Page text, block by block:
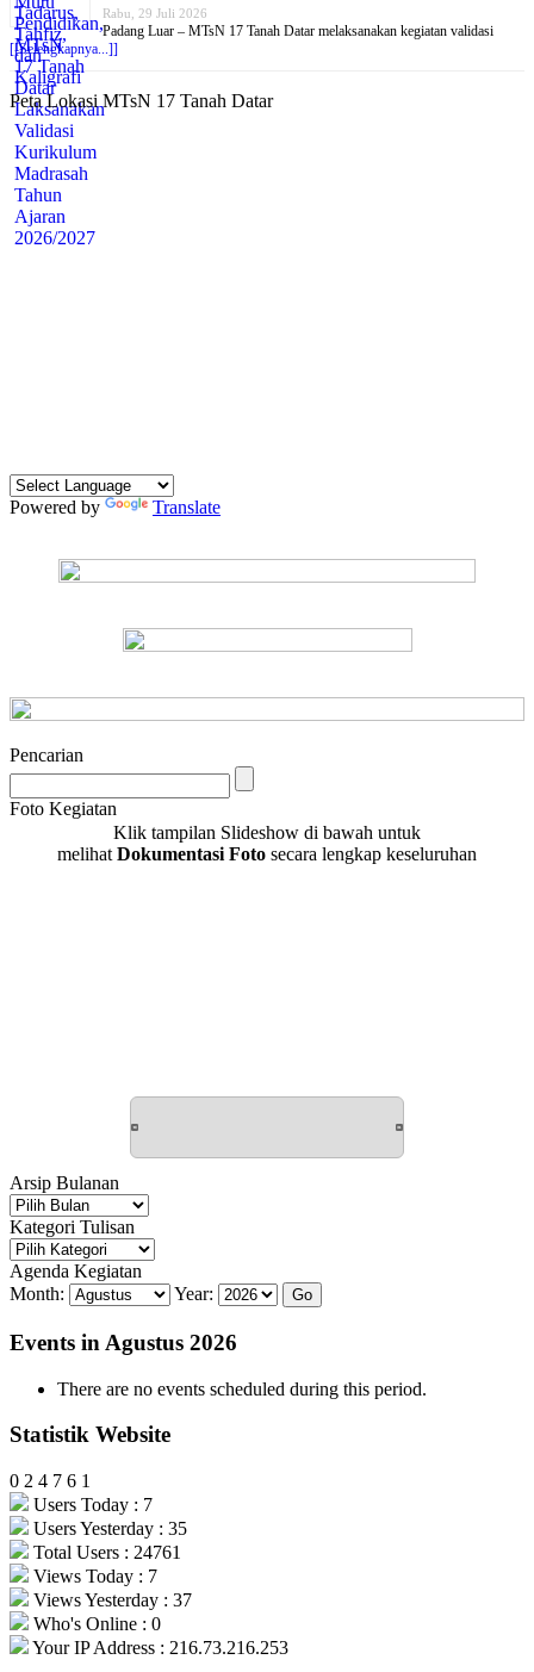
Rabu, 29 Juli 2026
Padang Luar – MTsN 17 Tanah Datar melaksanakan kegiatan validasi
[[Selengkapnya...]]
Peta Lokasi MTsN 17 Tanah Datar
Powered by Translate
Pencarian
Foto Kegiatan
Klik tampilan Slideshow di bawah untuk
melihat Dokumentasi Foto secara lengkap keseluruhan
Arsip Bulanan
Arsip
Bulanan
Kategori Tulisan
Kategori
Tulisan
Agenda Kegiatan
Month:
Year:
Events in Agustus 2026
There are no events scheduled during this period.
Statistik Website
0 2 4 7 6 1
Users Today : 7
Users Yesterday : 35
Total Users : 24761
Views Today : 7
Views Yesterday : 37
Who's Online : 0
Your IP Address : 216.73.216.253